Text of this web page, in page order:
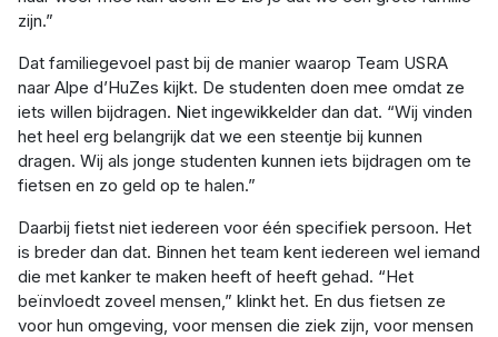
zijn.”
Dat familiegevoel past bij de manier waarop Team USRA
naar Alpe d’HuZes kijkt. De studenten doen mee omdat ze
iets willen bijdragen. Niet ingewikkelder dan dat. “Wij vinden
het heel erg belangrijk dat we een steentje bij kunnen
dragen. Wij als jonge studenten kunnen iets bijdragen om te
fietsen en zo geld op te halen.”
Daarbij fietst niet iedereen voor één specifiek persoon. Het
is breder dan dat. Binnen het team kent iedereen wel iemand
die met kanker te maken heeft of heeft gehad. “Het
beïnvloedt zoveel mensen,” klinkt het. En dus fietsen ze
voor hun omgeving, voor mensen die ziek zijn, voor mensen